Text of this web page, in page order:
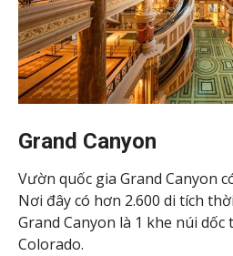
Grand Canyon
Vườn quốc gia Grand Canyon
Nơi đây có hơn 2.600 di tích
Grand Canyon là 1 khe núi
Colorado.